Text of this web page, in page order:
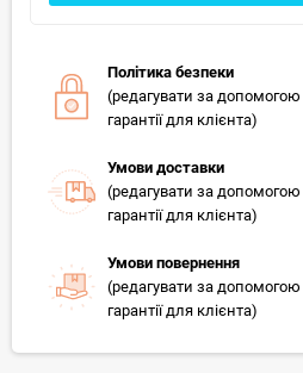
Політика безпеки
(редагувати за
гарантії для клієнта)
Умови доставки
(редагувати за
гарантії для клієнта)
Умови повернення
(редагувати за
гарантії для клієнта)